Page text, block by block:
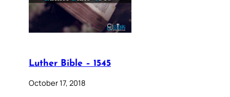
Luther Bible – 1545
October 17, 2018